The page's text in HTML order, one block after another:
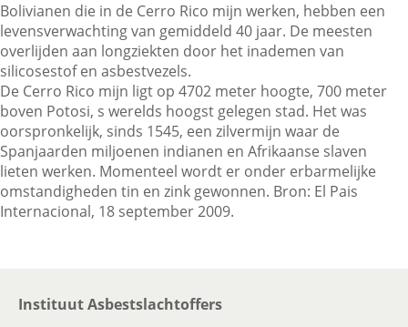
Veelgestelde vragen
Contactgegevens
Zoeken
Bolivianen die in de Cerro Rico mijn werken, hebben een
levensverwachting van gemiddeld 40 jaar. De meesten
overlijden aan longziekten door het inademen van
silicosestof en asbestvezels.
De Cerro Rico mijn ligt op 4702 meter hoogte, 700 meter
boven Potosi, s werelds hoogst gelegen stad. Het was
oorspronkelijk, sinds 1545, een zilvermijn waar de
Spanjaarden miljoenen indianen en Afrikaanse slaven
lieten werken. Momenteel wordt er onder erbarmelijke
omstandigheden tin en zink gewonnen. Bron: El Pais
Internacional, 18 september 2009.
Instituut Asbestslachtoffers